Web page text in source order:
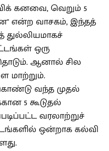
கனவை, வெறும் 5
என்ற வாசகம், இந்தத்
துல்லியமாகச்
ஒரு
ஆனால் சில
மாற்றும்.
வந்த முதல்
5 கூடுதல்
வரலாற்றுச்
ஒன்றாக கல்வி